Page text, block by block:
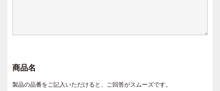
商品名
製品の品番をご記入いただけると、ご回答がスムーズです。